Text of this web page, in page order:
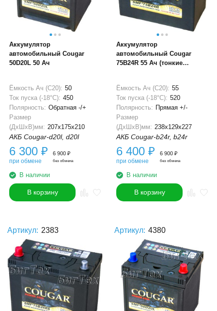
Аккумулятор
автомобильный Cougar
50D20L 50 Ач
Ёмкость Ач (С20): 50
Ток пуска (-18°С): 450
Полярность: Обратная -/+
Размер
(ДхШхВ)мм: 207x175x210
АКБ Cougar-d20l, d20l
6 300 ₽
при обмене
6 900 ₽
без обмена
В наличии
В корзину
Аккумулятор
автомобильный Cougar
75B24R 55 Ач (тонкие
Ёмкость Ач (С20): 55
Ток пуска (-18°С): 520
Полярность: Прямая +/-
Размер
(ДхШхВ)мм: 238x129x227
АКБ Cougar-b24r, b24r
6 400 ₽
при обмене
6 900 ₽
без обмена
В наличии
В корзину
Артикул: 2383 Артикул: 4380